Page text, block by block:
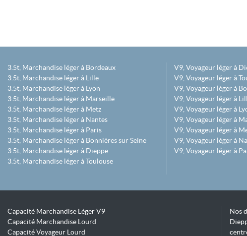
3.5t, Marchandise léger à Bordeaux
3.5t, Marchandise léger à Lille
3.5t, Marchandise léger à Lyon
3.5t, Marchandise léger à Marseille
3.5t, Marchandise léger à Metz
3.5t, Marchandise léger à Nantes
3.5t, Marchandise léger à Paris
3.5t, Marchandise léger à Bonnières sur Seine
3.5t, Marchandise léger à Dieppe
3.5t, Marchandise léger à Toulouse
V9, Voyageur léger à
V9, Voyageur léger à
V9, Voyageur léger à
V9, Voyageur léger à
V9, Voyageur léger à
V9, Voyageur léger à
V9, Voyageur léger à
V9, Voyageur léger à
V9, Voyageur léger à
Capacité Marchandise Léger V9
Capacité Marchandise Lourd
Capacité Voyageur Lourd
Nos